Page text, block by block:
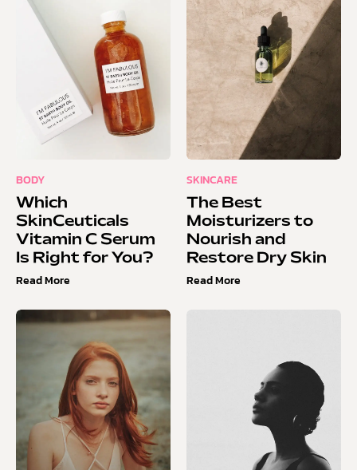
BODY
Which
SkinCeuticals
Vitamin C Serum
Is Right for You?
Read More
SKINCARE
The Best
Moisturizers to
Nourish and
Restore Dry Skin
Read More